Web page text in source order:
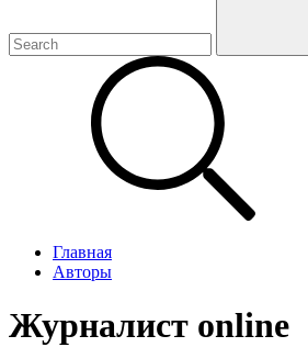
Главная
Авторы
Журналист online